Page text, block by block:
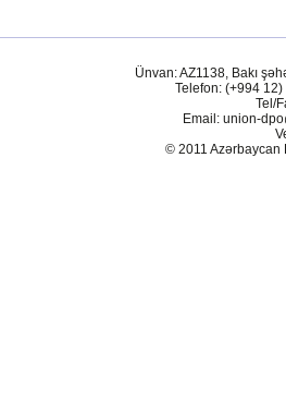
Ünvan: AZ1138, Bakı
Telefon: (+994
Tel/
Email: union-
© 2011 Azərbaycan